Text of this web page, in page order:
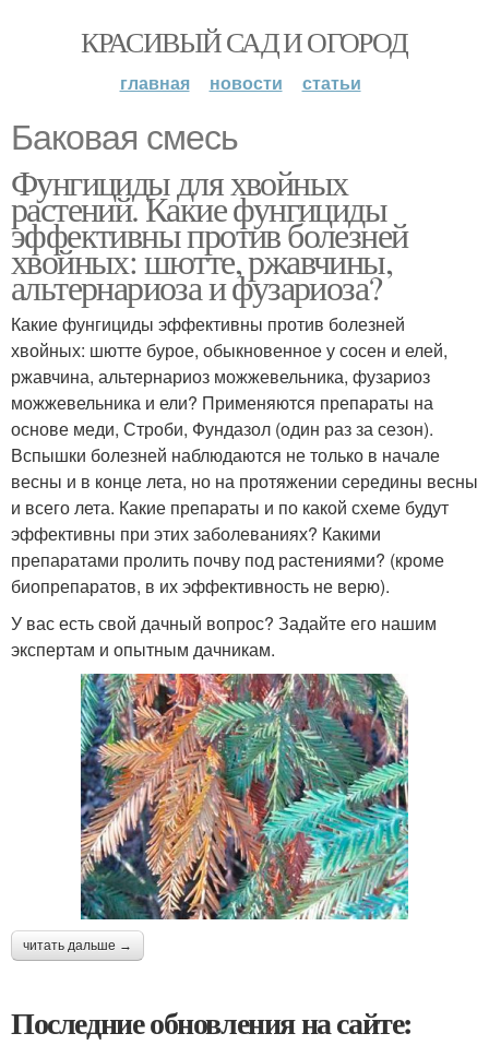
КРАСИВЫЙ САД И ОГОРОД
главная новости статьи
Баковая смесь
Фунгициды для хвойных
растений. Какие фунгициды
эффективны против болезней
хвойных: шютте, ржавчины,
альтернариоза и фузариоза?
Какие фунгициды эффективны против болезней
хвойных: шютте бурое, обыкновенное у сосен и елей,
ржавчина, альтернариоз можжевельника, фузариоз
можжевельника и ели? Применяются препараты на
основе меди, Строби, Фундазол (один раз за сезон).
Вспышки болезней наблюдаются не только в начале
весны и в конце лета, но на протяжении середины весны
и всего лета. Какие препараты и по какой схеме будут
эффективны при этих заболеваниях? Какими
препаратами пролить почву под растениями? (кроме
биопрепаратов, в их эффективность не верю).
У вас есть свой дачный вопрос? Задайте его нашим
экспертам и опытным дачникам.
читать дальше →
Последние обновления на сайте: